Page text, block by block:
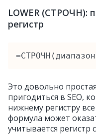
LOWER (СТРОЧН):
регистр
Это довольно
пригодиться в SEO,
нижнему регистру
формула может
учитывается